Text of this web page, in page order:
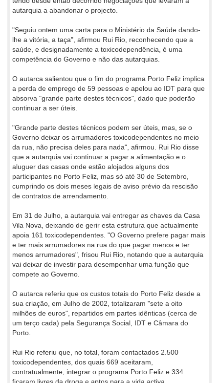
autarquia a abandonar o projecto.
"Seguiu ontem uma carta para o Ministério da Saúde dando-
lhe a vitória, a taça", afirmou Rui Rio, reconhecendo que a
saúde, e designadamente a toxicodependência, é uma
competência do Governo e não das autarquias.
O autarca salientou que o fim do programa Porto Feliz implica
a perda de emprego de 59 pessoas e apelou ao IDT para que
absorva "grande parte destes técnicos", dado que poderão
continuar a ser úteis.
"Grande parte destes técnicos podem ser úteis, mas, se o
Governo deixar os arrumadores toxicodependentes no meio
da rua, não precisa deles para nada", afirmou. Rui Rio disse
que a autarquia vai continuar a pagar a alimentação e o
aluguer das casas onde estão alojados alguns dos
participantes no Porto Feliz, mas só até 30 de Setembro,
cumprindo os dois meses legais de aviso prévio da rescisão
de contratos de arrendamento.
Em 31 de Julho, a autarquia vai entregar as chaves da Casa
Vila Nova, deixando de gerir esta estrutura que actualmente
apoia 161 toxicodependentes. "O Governo prefere pagar mais
e ter mais arrumadores na rua do que pagar menos e ter
menos arrumadores", frisou Rui Rio, notando que a autarquia
vai deixar de investir para desempenhar uma função que
compete ao Governo.
O autarca referiu que os custos totais do Porto Feliz desde a
sua criação, em Julho de 2002, totalizaram "sete a oito
milhões de euros", repartidos em partes idênticas (cerca de
um terço cada) pela Segurança Social, IDT e Câmara do
Porto.
Rui Rio referiu que, no total, foram contactados 2.500
toxicodependentes, dos quais 669 aceitaram,
contratualmente, integrar o programa Porto Feliz e 334
ficaram livres da droga e aptos para a vida activa,